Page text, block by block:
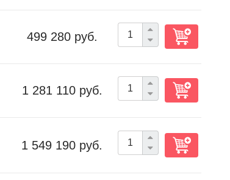
499 280 руб.
1 281 110 руб.
1 549 190 руб.